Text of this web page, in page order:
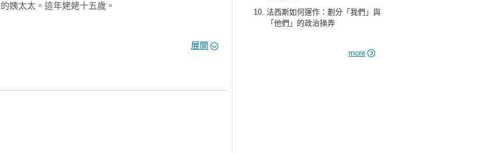
法西斯如何運作：劃分「我們」與
「他們」的政治操弄
more
姨太太。這年姥姥十五歲。
嫁，她有了待她如己出的父親，一位滿族醫生。經過日
德鴻都在四川擔任共黨高幹，她在成長的過程中，既感
享受了生活在這個家庭的愛與溫暖。然而，文化大革命
長的作者，她能一改姥姥與母親的宿命，走出自己的
展開